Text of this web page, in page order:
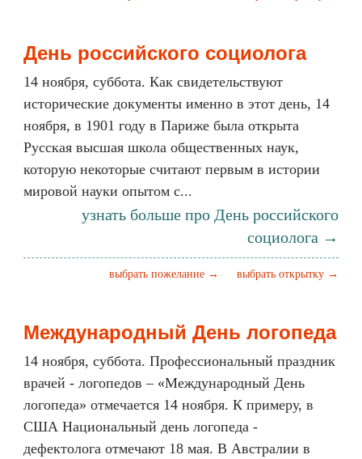
День российского социолога
14 ноября, суббота. Как свидетельствуют
исторические документы именно в этот день, 14
ноября, в 1901 году в Париже была открыта
Русская высшая школа общественных наук,
которую некоторые считают первым в истории
мировой науки опытом с...
узнать больше про День российского
социолога →
выбрать открытку →
выбрать пожелание →
Международный День логопеда
14 ноября, суббота. Профессиональный праздник
врачей - логопедов – «Международный День
логопеда» отмечается 14 ноября. К примеру, в
США Национальный день логопеда -
дефектолога отмечают 18 мая. В Австралии в